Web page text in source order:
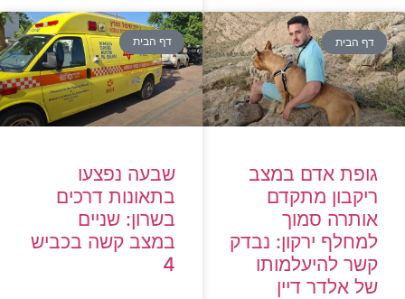
דף הבית
גופת אדם במצב
ריקבון מתקדם
אותרה סמוך
למחלף ירקון: נבדק
קשר להיעלמותו
של אלדר דיין
דף הבית
שבעה נפצעו
בתאונות דרכים
בשרון: שניים
במצב קשה בכביש
4